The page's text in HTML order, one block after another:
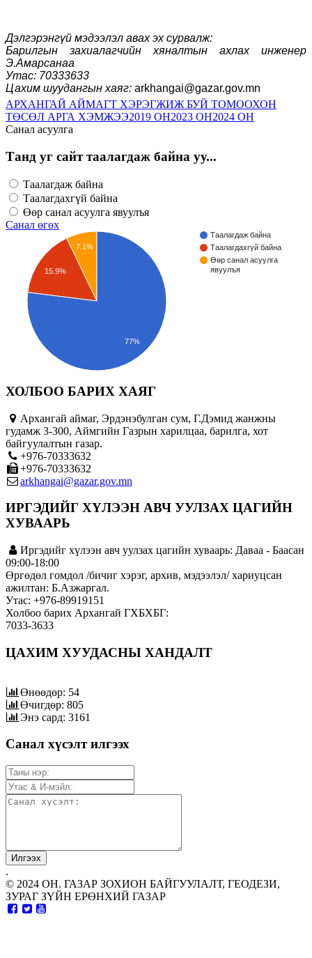
Дэлгэрэнгүй мэдээлэл авах эх сурвалж:
Барилгын захиалагчийн хяналтын ахлах инженер
Э.Амарсанаа
Утас: 70333633
Цахим шуудангын хаяг: arkhangai@gazar.gov.mn
АРХАНГАЙ АЙМАГТ ХЭРЭГЖИЖ БУЙ ТОМООХОН
ТӨСӨЛ АРГА ХЭМЖЭЭ2019 ОН2023 ОН2024 ОН
Санал асуулга
Танд уг сайт таалагдаж байна уу...
Таалагдаж байна
Таалагдахгүй байна
Өөр санал асуулга явуулъя
Санал өгөх
Таалагдаж байна
Таалагдахгүй байна
Өөр санал асуулга
явуулъя
7.1%
15.9%
77%
ХОЛБОО БАРИХ ХАЯГ
Архангай аймаг, Эрдэнэбулган сум, Г.Дэмид жанжны
гудамж 3-300, Аймгийн Газрын харилцаа, барилга, хот
байгуулалтын газар.
+976-70333632
+976-70333632
arkhangai@gazar.gov.mn
ИРГЭДИЙГ ХҮЛЭЭН АВЧ УУЛЗАХ ЦАГИЙН
ХУВААРЬ
Иргэдийг хүлээн авч уулзах цагийн хуваарь: Даваа - Баасан
09:00-18:00
Өргөдөл гомдол /бичиг хэрэг, архив, мэдээлэл/ хариуцсан
ажилтан: Б.Азжаргал.
Утас: +976-89919151
Холбоо барих Архангай ГХБХБГ:
7033-3633
ЦАХИМ ХУУДАСНЫ ХАНДАЛТ
Өнөөдөр: 54
Өчигдөр: 805
Энэ сард: 3161
Санал хүсэлт илгээх
.
© 2024 ОН. ГАЗАР ЗОХИОН БАЙГУУЛАЛТ, ГЕОДЕЗИ,
ЗУРАГ ЗҮЙН ЕРӨНХИЙ ГАЗАР